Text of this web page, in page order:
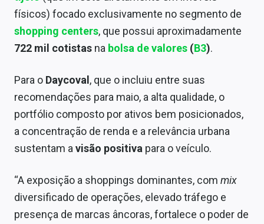
físicos) focado exclusivamente no segmento de
shopping centers, que possui aproximadamente
722 mil cotistas na bolsa de valores (B3).
Para o Daycoval , que o incluiu entre suas
recomendações para maio, a alta qualidade, o
portfólio composto por ativos bem posicionados,
a concentração de renda e a relevância urbana
sustentam avisão positiva para o veículo.
“A exposição a shoppings dominantes, com mix
diversificado de operações, elevado tráfego e
presença de marcas âncoras, fortalece o poder de